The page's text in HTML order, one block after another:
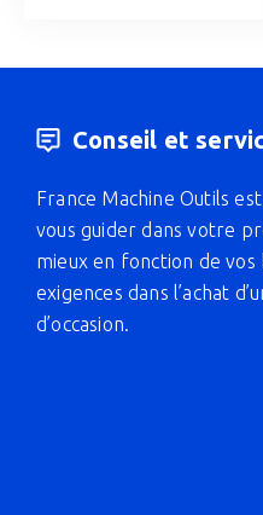
Conseil et
France Machine Outils
vous guider dans votre
mieux en fonction de vos
exigences dans l’achat
d’occasion.